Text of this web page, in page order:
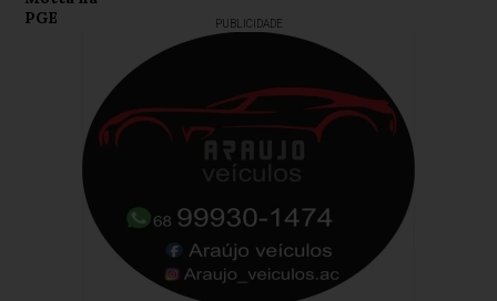
PUBLICIDADE